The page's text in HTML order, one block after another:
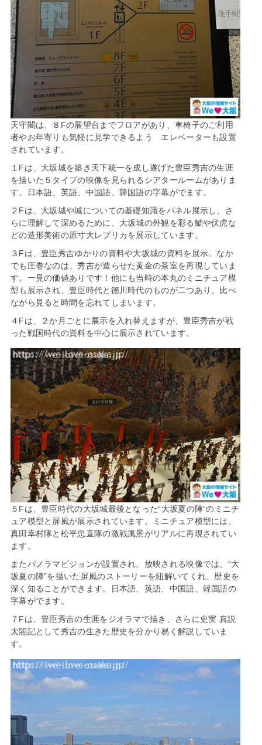
天守閣は、８Fの展望台までフロアがあり、車椅子のご利用
者やお年寄りも気軽に見学できるよう エレベーターも設置
されています。
１Fは、大坂城を築き天下統一を成し遂げた豊臣秀吉の生涯
を描いた５タイプの映像を見られるシアタールームがありま
す。日本語、英語、中国語、韓国語の字幕がでます。
２Fは、大坂城や城についての基礎知識をパネル展示し、さ
らに理解して深めるために、大坂城の外観を彩る鯱や伏虎な
どの造形美術の原寸大レプリカを展示しています。
３Fは、豊臣秀吉ゆかりの資料や大坂城の資料を展示。なか
でも圧巻なのは、秀吉が造らせた黄金の茶室を再現していま
す。一見の価値ありです！他にも当時の本丸のミニチュア模
型も展示され、豊臣時代と徳川時代のものが二つあり、比べ
ながら見ると時間を忘れてしまいます。
４Fは、２か月ごとに展示を入れ替えますが、豊臣秀吉が戦
った戦国時代の資料を中心に展示されています。
５Fは、豊臣時代の大坂城最後となった“大坂夏の陣”のミニチ
ュア模型と屏風が展示されています。ミニチュア模型には、
真田幸村隊と松平忠直隊の激戦風景がリアルに再現されてい
ます。
またパノラマビジョンが設置され、放映される映像では、“大
坂夏の陣”を描いた屏風のストーリーを紐解いてくれ、歴史を
深く知ることができます。日本語、英語、中国語、韓国語の
字幕がでます。
７Fは、豊臣秀吉の生涯をジオラマで描き、さらに史実 真説
太閤記として秀吉の生きた歴史を分かり易く解説していま
す。